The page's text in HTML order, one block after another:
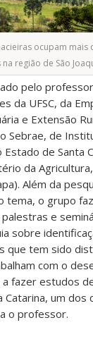
ocupam mais
na região de São
pelo
da UFSC, da
e Extensão
Sebrae, de
de Santa
da
Além da
tema, o grupo
e
sobre
que tem sido
com o
a fazer estudos
um dos
o professor.